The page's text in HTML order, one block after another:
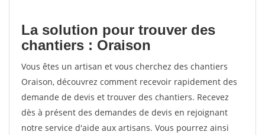
La solution pour trouver des
chantiers : Oraison
Vous êtes un artisan et vous cherchez des chantiers
Oraison, découvrez comment recevoir rapidement des
demande de devis et trouver des chantiers. Recevez
dès à présent des demandes de devis en rejoignant
notre service d'aide aux artisans. Vous pourrez ainsi